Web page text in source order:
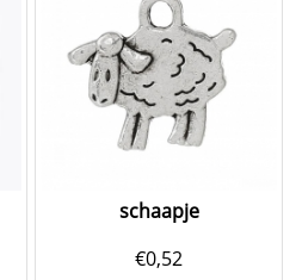
schaapje
€0,52